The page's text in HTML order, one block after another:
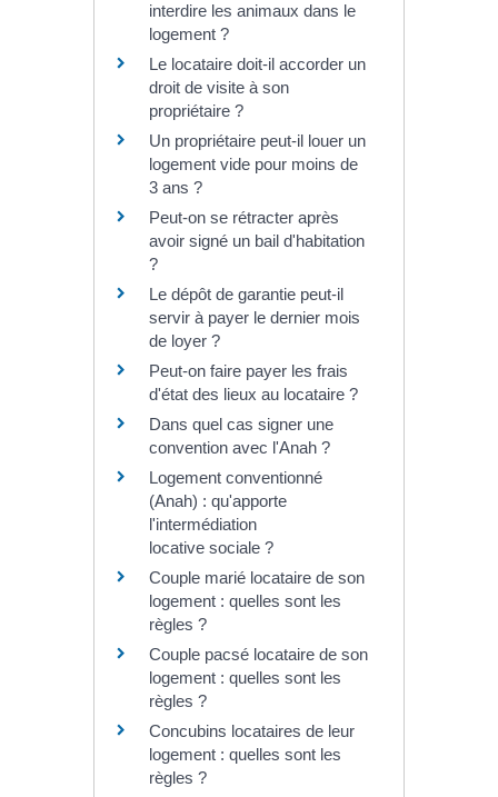
interdire les animaux dans le
logement ?
Le locataire doit-il accorder un
droit de visite à son
propriétaire ?
Un propriétaire peut-il louer un
logement vide pour moins de
3 ans ?
Peut-on se rétracter après
avoir signé un bail d'habitation
?
Le dépôt de garantie peut-il
servir à payer le dernier mois
de loyer ?
Peut-on faire payer les frais
d'état des lieux au locataire ?
Dans quel cas signer une
convention avec l'Anah ?
Logement conventionné
(Anah) : qu'apporte
l'intermédiation
locative sociale ?
Couple marié locataire de son
logement : quelles sont les
règles ?
Couple pacsé locataire de son
logement : quelles sont les
règles ?
Concubins locataires de leur
logement : quelles sont les
règles ?